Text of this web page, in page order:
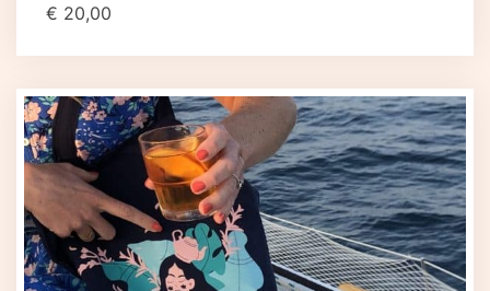
€ 20,00